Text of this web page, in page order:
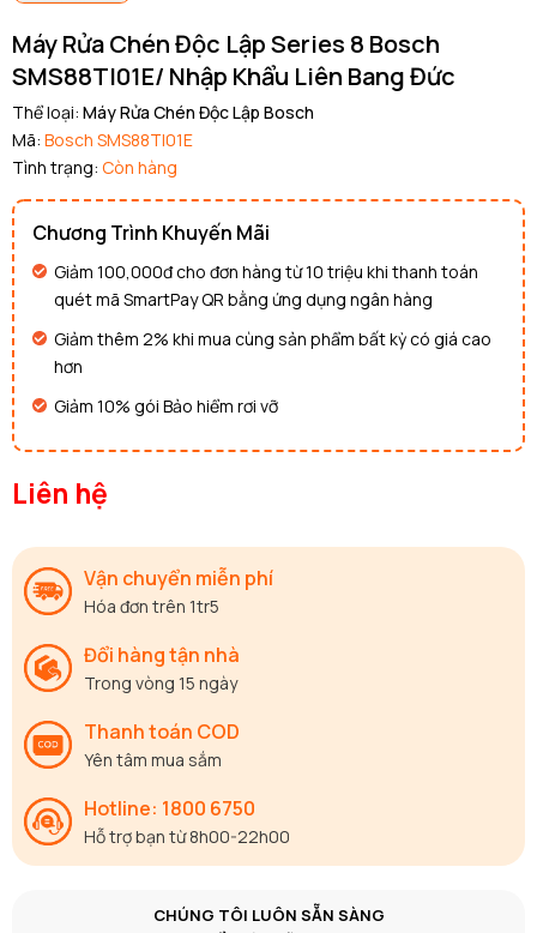
Máy Rửa Chén Độc Lập Series 8 Bosch
SMS88TI01E/ Nhập Khẩu Liên Bang Đức
Thể loại: Máy Rửa Chén Độc Lập Bosch
Mã: Bosch SMS88TI01E
Tình trạng: Còn hàng
Chương Trình Khuyến Mãi
Giảm 100,000đ cho đơn hàng từ 10 triệu khi thanh toán
quét mã SmartPay QR bằng ứng dụng ngân hàng
Giảm thêm 2% khi mua cùng sản phẩm bất kỳ có giá cao
hơn
Giảm 10% gói Bảo hiểm rơi vỡ
Liên hệ
Vận chuyển miễn phí
Hóa đơn trên 1tr5
Đổi hàng tận nhà
Trong vòng 15 ngày
Thanh toán COD
Yên tâm mua sắm
Hotline: 1800 6750
Hỗ trợ bạn từ 8h00-22h00
CHÚNG TÔI LUÔN SẴN SÀNG